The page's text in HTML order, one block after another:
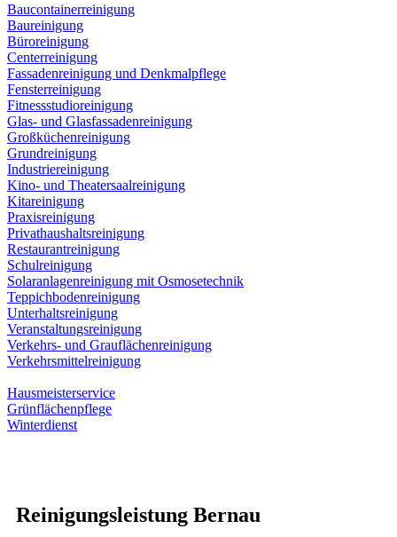
Baucontainerreinigung
Baureinigung
Büroreinigung
Centerreinigung
Fassadenreinigung und Denkmalpflege
Fensterreinigung
Fitnessstudioreinigung
Glas- und Glasfassadenreinigung
Großküchenreinigung
Grundreinigung
Industriereinigung
Kino- und Theatersaalreinigung
Kitareinigung
Praxisreinigung
Privathaushaltsreinigung
Restaurantreinigung
Schulreinigung
Solaranlagenreinigung mit Osmosetechnik
Teppichbodenreinigung
Unterhaltsreinigung
Veranstaltungsreinigung
Verkehrs- und Grauflächenreinigung
Verkehrsmittelreinigung
Hausmeisterservice
Grünflächenpflege
Winterdienst
Reinigungsleistung Bernau